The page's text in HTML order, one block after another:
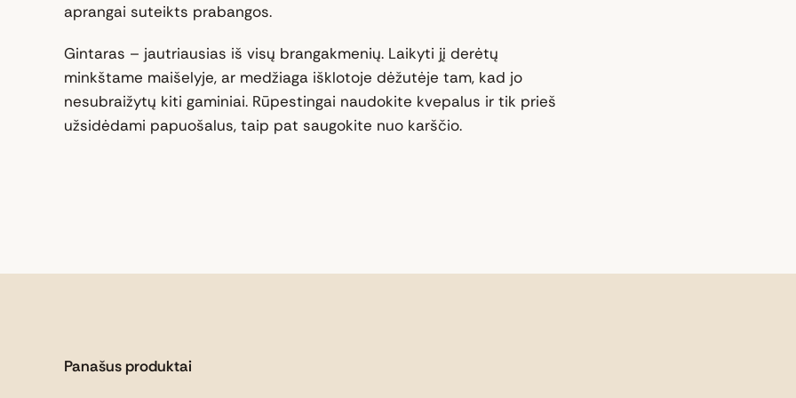
aprangai suteikts prabangos.
Gintaras – jautriausias iš visų brangakmenių. Laikyti jį derėtų
minkštame maišelyje, ar medžiaga išklotoje dėžutėje tam, kad jo
nesubraižytų kiti gaminiai. Rūpestingai naudokite kvepalus ir tik prieš
užsidėdami papuošalus, taip pat saugokite nuo karščio.
Panašus produktai